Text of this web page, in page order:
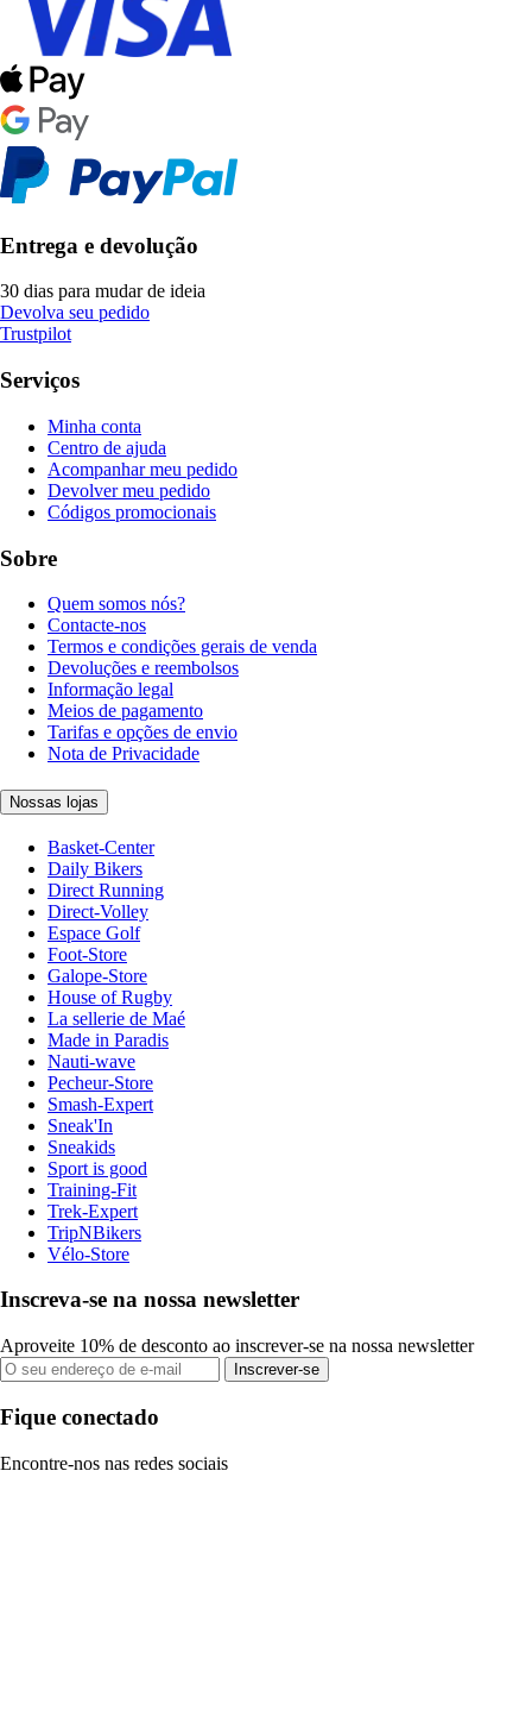
Entrega e devolução
30 dias para mudar de ideia
Devolva seu pedido
Trustpilot
Serviços
Minha conta
Centro de ajuda
Acompanhar meu pedido
Devolver meu pedido
Códigos promocionais
Sobre
Quem somos nós?
Contacte-nos
Termos e condições gerais de venda
Devoluções e reembolsos
Informação legal
Meios de pagamento
Tarifas e opções de envio
Nota de Privacidade
Nossas lojas
Basket-Center
Daily Bikers
Direct Running
Direct-Volley
Espace Golf
Foot-Store
Galope-Store
House of Rugby
La sellerie de Maé
Made in Paradis
Nauti-wave
Pecheur-Store
Smash-Expert
Sneak'In
Sneakids
Sport is good
Training-Fit
Trek-Expert
TripNBikers
Vélo-Store
Inscreva-se na nossa newsletter
Aproveite 10% de desconto ao inscrever-se na nossa newsletter
Inscrever-se
Fique conectado
Encontre-nos nas redes sociais